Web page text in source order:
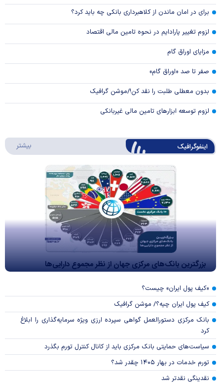
برای در امان ماندن از کلاهبرداری بانکی چه باید کرد؟
لزوم تغییر پارادایم در نحوه تامین مالی اقتصاد
مزایای اوراق گام
صفر تا صد «اوراق گام»
بدون معطلی طلبت را نقد کن!/موشن گرافیک
لزوم توسعه ابزارهای تامین مالی غیربانکی
اینفوگرافیک بیشتر
بزرگترین بانک‌های مرکزی جهان از نظر مجموع دارایی‌ها
«کیف پول ایران» چیست؟
کیف پول ایران چیه؟/ موشن گرافیک
بانک مرکزی دستورالعمل گواهی سپرده ارزی ویژه سرمایه‌گذاری را ابلاغ
کرد
سیاست‌های حمایتی بانک مرکزی باید از کانال کنترل تورم بگذرد
تورم خدمات در بهار ۱۴۰۵ چقدر شد؟
نقدینگی نقدتر شد